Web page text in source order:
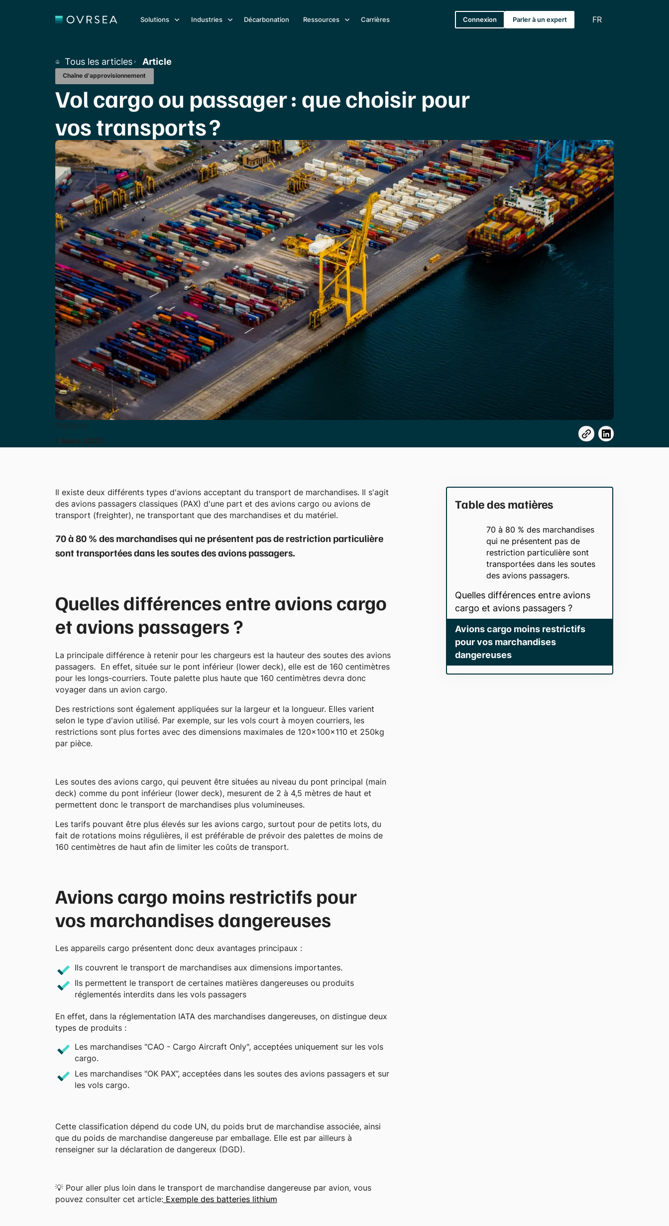
Solutions Industries Décarbonation Ressources Carrières Connexion Parler à un expert FR
Tous les articles Article
Chaîne d'approvisionnement
Vol cargo ou passager : que choisir pour
vos transports ?
Publié le
1
Mars 2023
Table des matières
70 à 80 % des marchandises
qui ne présentent pas de
restriction particulière sont
transportées dans les soutes
des avions passagers.
Quelles différences entre avions
cargo et avions passagers ?
Avions cargo moins restrictifs
pour vos marchandises
dangereuses
Il existe deux différents types d'avions acceptant du transport de marchandises. Il s'agit
des avions passagers classiques (PAX) d'une part et des avions cargo ou avions de
transport (freighter), ne transportant que des marchandises et du matériel.
70 à 80 % des marchandises qui ne présentent pas de restriction particulière
sont transportées dans les soutes des avions passagers.
Quelles différences entre avions cargo
et avions passagers ?
La principale différence à retenir pour les chargeurs est la hauteur des soutes des avions
passagers. En effet, située sur le pont inférieur (lower deck), elle est de 160 centimètres
pour les longs-courriers. Toute palette plus haute que 160 centimètres devra donc
voyager dans un avion cargo.
Des restrictions sont également appliquées sur la largeur et la longueur. Elles varient
selon le type d'avion utilisé. Par exemple, sur les vols court à moyen courriers, les
restrictions sont plus fortes avec des dimensions maximales de 120x100x110 et 250kg
par pièce.
Les soutes des avions cargo, qui peuvent être situées au niveau du pont principal (main
deck) comme du pont inférieur (lower deck), mesurent de 2 à 4,5 mètres de haut et
permettent donc le transport de marchandises plus volumineuses.
Les tarifs pouvant être plus élevés sur les avions cargo, surtout pour de petits lots, du
fait de rotations moins régulières, il est préférable de prévoir des palettes de moins de
160 centimètres de haut afin de limiter les coûts de transport.
Avions cargo moins restrictifs pour
vos marchandises dangereuses
Les appareils cargo présentent donc deux avantages principaux :
Ils couvrent le transport de marchandises aux dimensions importantes.
Ils permettent le transport de certaines matières dangereuses ou produits
réglementés interdits dans les vols passagers
En effet, dans la réglementation IATA des marchandises dangereuses, on distingue deux
types de produits :
Les marchandises "CAO - Cargo Aircraft Only", acceptées uniquement sur les vols
cargo.
Les marchandises "OK PAX”, acceptées dans les soutes des avions passagers et sur
les vols cargo.
Cette classification dépend du code UN, du poids brut de marchandise associée, ainsi
que du poids de marchandise dangereuse par emballage. Elle est par ailleurs à
renseigner sur la déclaration de dangereux (DGD).
💡 Pour aller plus loin dans le transport de marchandise dangereuse par avion, vous
pouvez consulter cet article:Exemple des batteries lithium